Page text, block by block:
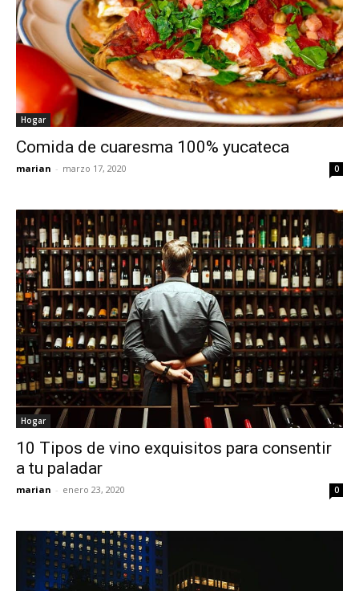
Hogar
Comida de cuaresma 100% yucateca
marian - marzo 17, 2020 0
Hogar
10 Tipos de vino exquisitos para consentir
a tu paladar
marian - enero 23, 2020 0